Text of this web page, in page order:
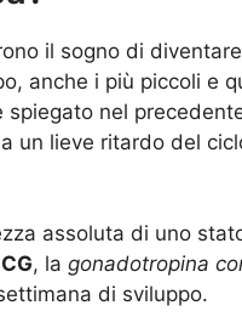
il sogno di
anche i più piccoli e
nel
un lieve ritardo del
assoluta di uno
, la gonadotropina
di sviluppo.